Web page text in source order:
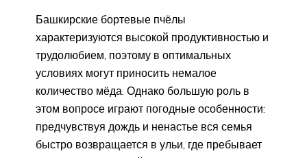
Башкирские бортевые пчёлы
характеризуются высокой продуктивностью и
трудолюбием, поэтому в оптимальных
условиях могут приносить немалое
количество мёда. Однако большую роль в
этом вопросе играют погодные особенности:
предчувствуя дождь и ненастье вся семья
быстро возвращается в ульи, где пребывает